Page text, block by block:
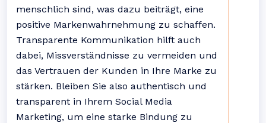
menschlich sind, was dazu beiträgt, eine
positive Markenwahrnehmung zu schaffen.
Transparente Kommunikation hilft auch
dabei, Missverständnisse zu vermeiden und
das Vertrauen der Kunden in Ihre Marke zu
stärken. Bleiben Sie also authentisch und
transparent in Ihrem Social Media
Marketing, um eine starke Bindung zu